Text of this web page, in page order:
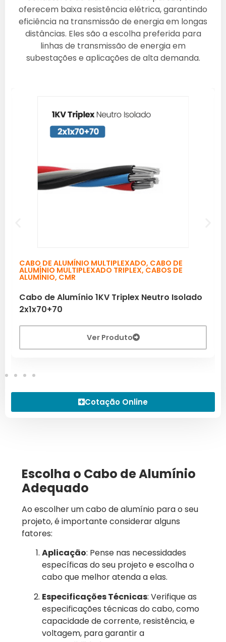
oferecem baixa resistência elétrica, garantindo
eficiência na transmissão de energia em longas
distâncias. Eles são a escolha preferida para
linhas de transmissão de energia em
subestações e aplicações de alta demanda.
CABO DE ALUMÍNIO MULTIPLEXADO, CABO DE
ALUMÍNIO MULTIPLEXADO TRIPLEX, CABOS DE
ALUMÍNIO, CMR
Cabo de Alumínio 1KV Triplex Neutro Isolado
2x1x70+70
Ver Produto
Cotação Online
Escolha o Cabo de Alumínio
Adequado
Ao escolher um cabo de alumínio para o seu
projeto, é importante considerar alguns
fatores:
Aplicação: Pense nas necessidades
específicas do seu projeto e escolha o
cabo que melhor atenda a elas.
Especificações Técnicas: Verifique as
especificações técnicas do cabo, como
capacidade de corrente, resistência, e
voltagem, para garantir a